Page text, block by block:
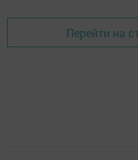
Перейти на